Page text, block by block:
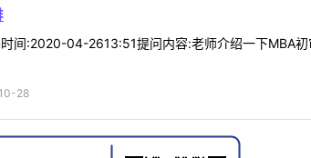
间:2020-04-2613:51提问内容:老师介绍一下
28